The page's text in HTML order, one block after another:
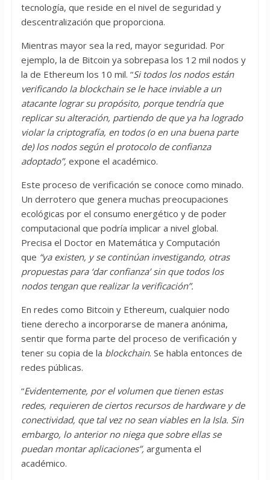
tecnología, que reside en el nivel de seguridad y
descentralización que proporciona.
Mientras mayor sea la red, mayor seguridad. Por
ejemplo, la de Bitcoin ya sobrepasa los 12 mil nodos y
la de Ethereum los 10 mil. “Si todos los nodos están
verificando la blockchain se le hace inviable a un
atacante lograr su propósito, porque tendría que
replicar su alteración, partiendo de que ya ha logrado
violar la criptografía, en todos (o en una buena parte
de) los nodos según el protocolo de confianza
adoptado”, expone el académico.
Este proceso de verificación se conoce como minado.
Un derrotero que genera muchas preocupaciones
ecológicas por el consumo energético y de poder
computacional que podría implicar a nivel global.
Precisa el Doctor en Matemática y Computación
que “ya existen, y se continúan investigando, otras
propuestas para ‘dar confianza’ sin que todos los
nodos tengan que realizar la verificación”.
En redes como Bitcoin y Ethereum, cualquier nodo
tiene derecho a incorporarse de manera anónima,
sentir que forma parte del proceso de verificación y
tener su copia de la blockchain. Se habla entonces de
redes públicas.
“Evidentemente, por el volumen que tienen estas
redes, requieren de ciertos recursos de hardware y de
conectividad, que tal vez no sean viables en la Isla. Sin
embargo, lo anterior no niega que sobre ellas se
puedan montar aplicaciones”, argumenta el
académico.